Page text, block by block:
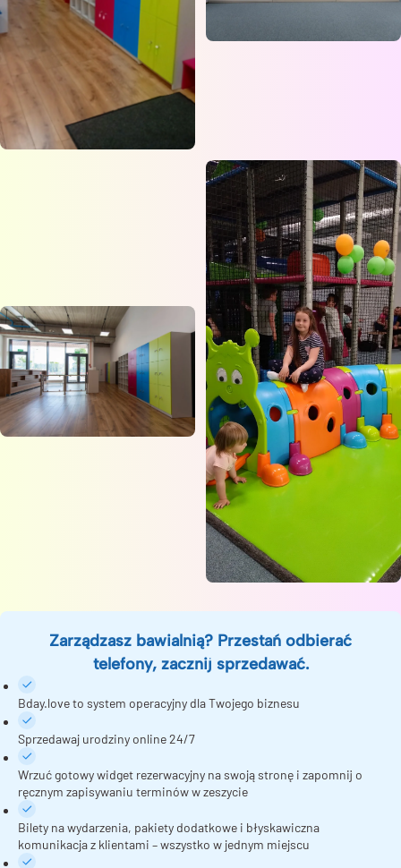
Zarządzasz bawialnią? Przestań odbierać
telefony, zacznij sprzedawać.
Bday.love to system operacyjny dla Twojego biznesu
Sprzedawaj urodziny online 24/7
Wrzuć gotowy widget rezerwacyjny na swoją stronę i zapomnij o
ręcznym zapisywaniu terminów w zeszycie
Bilety na wydarzenia, pakiety dodatkowe i błyskawiczna
komunikacja z klientami – wszystko w jednym miejscu